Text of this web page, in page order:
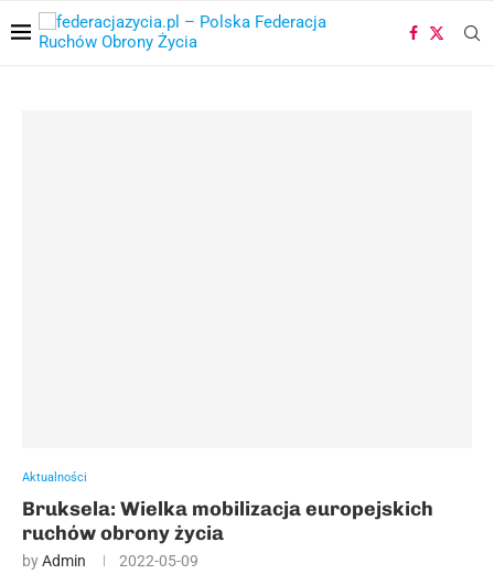
Aktualności
Bruksela: Wielka mobilizacja europejskich
ruchów obrony życia
byAdmin 2022-05-09